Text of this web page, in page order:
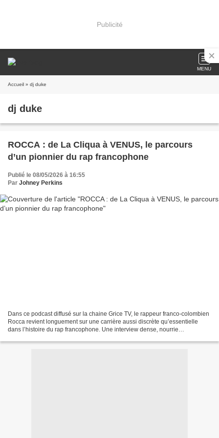
Publicité
MENU
Accueil » dj duke
dj duke
ROCCA : de La Cliqua à VENUS, le parcours
d’un pionnier du rap francophone
Publié le 08/05/2026 à 16:55
Par Johney Perkins
Dans ce podcast diffusé sur la chaine Grice TV, le rappeur franco-colombien
Rocca revient longuement sur une carrière aussi discrète qu’essentielle
dans l’histoire du rap francophone. Une interview dense, nourrie